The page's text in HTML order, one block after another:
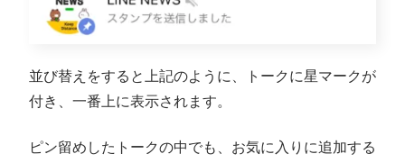
並び替えをすると上記のように、トークに星マークが
付き、一番上に表示されます。
ピン留めしたトークの中でも、お気に入りに追加する